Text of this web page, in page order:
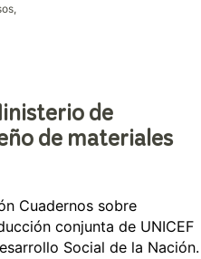
de
de materiales
Cuadernos sobre
conjunta de UNICEF
Social de la Nación.